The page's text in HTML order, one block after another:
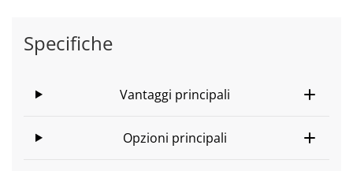
Specifiche
Vantaggi principali
Opzioni principali